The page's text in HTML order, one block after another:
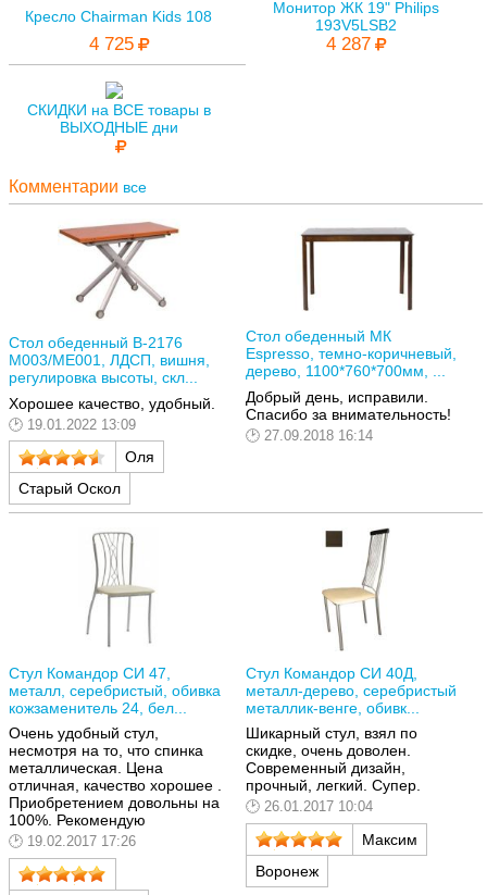
Кресло Chairman Kids 108
4 725
Монитор ЖК 19" Philips
193V5LSB2
4 287
СКИДКИ на ВСЕ товары в
ВЫХОДНЫЕ дни
Комментарии все
Стол обеденный В-2176
М003/МЕ001, ЛДСП, вишня,
регулировка высоты, скл...
Хорошее качество, удобный.
19.01.2022 13:09
Оля
Старый Оскол
Стол обеденный МК
Espresso, темно-коричневый,
дерево, 1100*760*700мм, ...
Добрый день, исправили.
Спасибо за внимательность!
27.09.2018 16:14
Стул Командор СИ 47,
металл, серебристый, обивка
кожзаменитель 24, бел...
Очень удобный стул,
несмотря на то, что спинка
металлическая. Цена
отличная, качество хорошее .
Приобретением довольны на
100%. Рекомендую
19.02.2017 17:26
Стул Командор СИ 40Д,
металл-дерево, серебристый
металлик-венге, обивк...
Шикарный стул, взял по
скидке, очень доволен.
Современный дизайн,
прочный, легкий. Супер.
26.01.2017 10:04
Максим
Воронеж